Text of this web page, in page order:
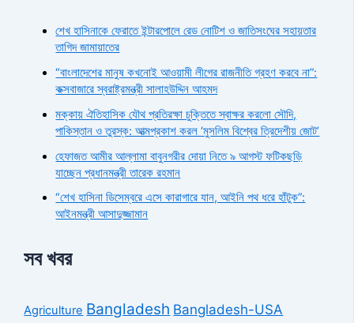
শেখ হাসিনাকে ফেরাতে ইন্টারপোলে রেড নোটিশ ও জাতিসংঘের সহায়তার
তাগিদ জামায়াতের
“বাংলাদেশের মানুষ কখনোই আওয়ামী লীগের রাজনীতি গ্রহণ করবে না”:
কক্সবাজারে স্বরাষ্ট্রমন্ত্রী সালাহউদ্দিন আহমদ
মক্কায় ঐতিহাসিক যৌথ প্রতিরক্ষা চুক্তিতে স্বাক্ষর করলো সৌদি,
পাকিস্তান ও তুরস্ক: আত্মপ্রকাশ করল ‘মুসলিম বিশ্বের ত্রিদেশীয় জোট’
হেফাজত আমীর আল্লামা বাবুনগরীর দোয়া নিতে ৯ আগস্ট ফটিকছড়ি
যাচ্ছেন প্রধানমন্ত্রী তারেক রহমান
“শেখ হাসিনা ডিসেম্বরে এসে কারাগারে যান, আইনি পথ ধরে হাঁটুক”:
আইনমন্ত্রী আসাদুজ্জামান
সব খবর
Agriculture Bangladesh Bangladesh-USA